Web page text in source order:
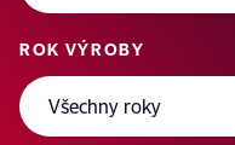
ROK VÝROBY